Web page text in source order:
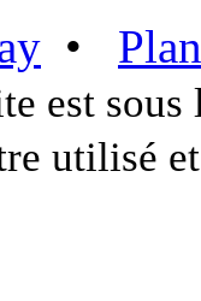
•
est
utilisé